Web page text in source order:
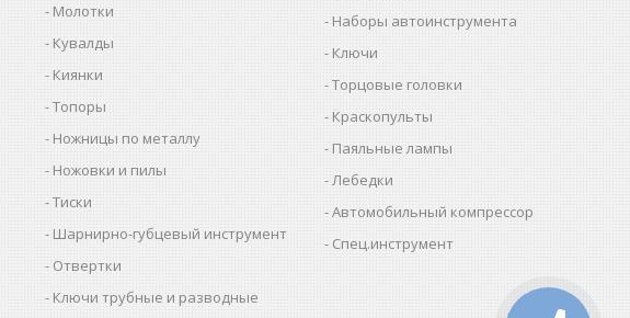
Молотки
Кувалды
Киянки
Топоры
Ножницы по металлу
Ножовки и пилы
Тиски
Шарнирно-губцевый инструмент
Отвертки
Ключи трубные и разводные
Наборы автоинструмента
Ключи
Торцовые головки
Краскопульты
Паяльные лампы
Лебедки
Автомобильный компрессор
Спец.инструмент